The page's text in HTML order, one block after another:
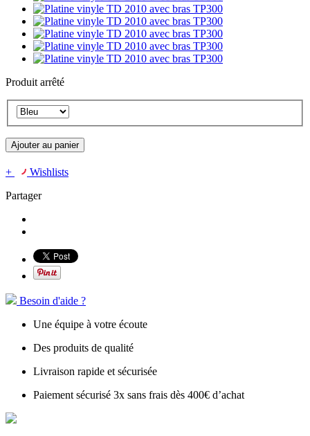
Produit arrêté
Ajouter au panier
+
Wishlists
Partager
Besoin d'aide ?
Une équipe à votre écoute
Des produits de qualité
Livraison rapide et sécurisée
Paiement sécurisé 3x sans frais dès 400€ d’achat